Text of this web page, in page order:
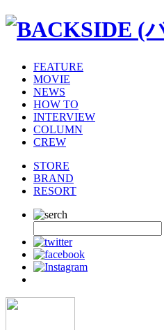
FEATURE
MOVIE
NEWS
HOW TO
INTERVIEW
COLUMN
CREW
STORE
BRAND
RESORT